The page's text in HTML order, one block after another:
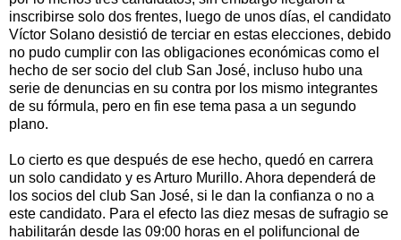
inscribirse solo dos frentes, luego de unos días, el candidato
Víctor Solano desistió de terciar en estas elecciones, debido
no pudo cumplir con las obligaciones económicas como el
hecho de ser socio del club San José, incluso hubo una
serie de denuncias en su contra por los mismo integrantes
de su fórmula, pero en fin ese tema pasa a un segundo
plano.
Lo cierto es que después de ese hecho, quedó en carrera
un solo candidato y es Arturo Murillo. Ahora dependerá de
los socios del club San José, si le dan la confianza o no a
este candidato. Para el efecto las diez mesas de sufragio se
habilitarán desde las 09:00 horas en el polifuncional de